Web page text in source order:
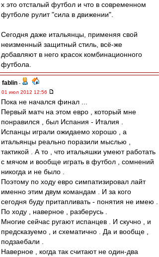
х это отсталый футбол и что в современном
футболе рулит "сила в движении".
Сегодня даже итальянцы, применяя свой
неизменный защитный стиль, всё-же
добавляют в него красок комбинационного
футбола.
fablin -
01 июл 2012 12:56
Пока не начался финал ...
Первый матч на этом евро , который мне
понравился , был Испания - Италия .
Испанцы играли ожидаемо хорошо , а
итальянцы реально поразили мыслью ,
тактикой . А то , что итальяшки умеют работать
с мячом и вообще играть в футбол , сомнений
никогда и не было .
Поэтому по ходу евро симпатизировал лайт
именно этим двум командам . И за кого
сегодня буду притапливать - понятия не имею .
По ходу , наверное , разберусь .
Многие сейчас ругают испанцев . И скучно , и
предсказуемо , и схематично . Да и вообще ,
подзаебали .
Наверное , когда так считают не один-два